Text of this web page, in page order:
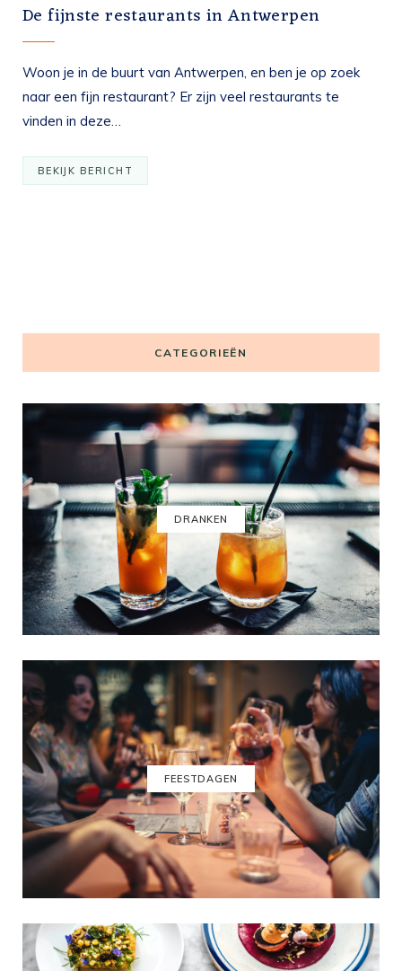
De fijnste restaurants in Antwerpen
Woon je in de buurt van Antwerpen, en ben je op zoek
naar een fijn restaurant? Er zijn veel restaurants te
vinden in deze…
BEKIJK BERICHT
CATEGORIEËN
DRANKEN
FEESTDAGEN